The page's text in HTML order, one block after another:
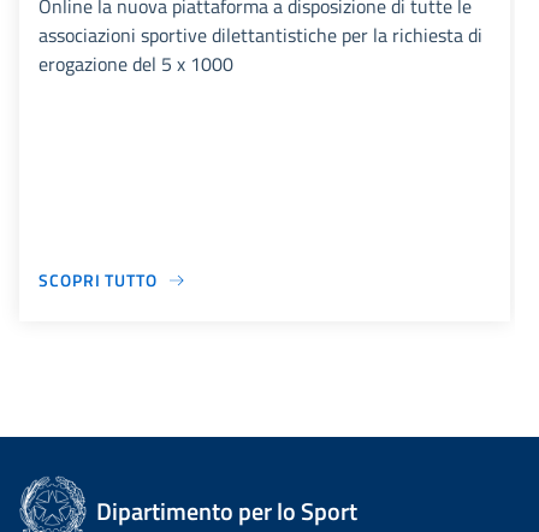
Online la nuova piattaforma a disposizione di tutte le
associazioni sportive dilettantistiche per la richiesta di
erogazione del 5 x 1000
SCOPRI TUTTO
Dipartimento per lo Sport